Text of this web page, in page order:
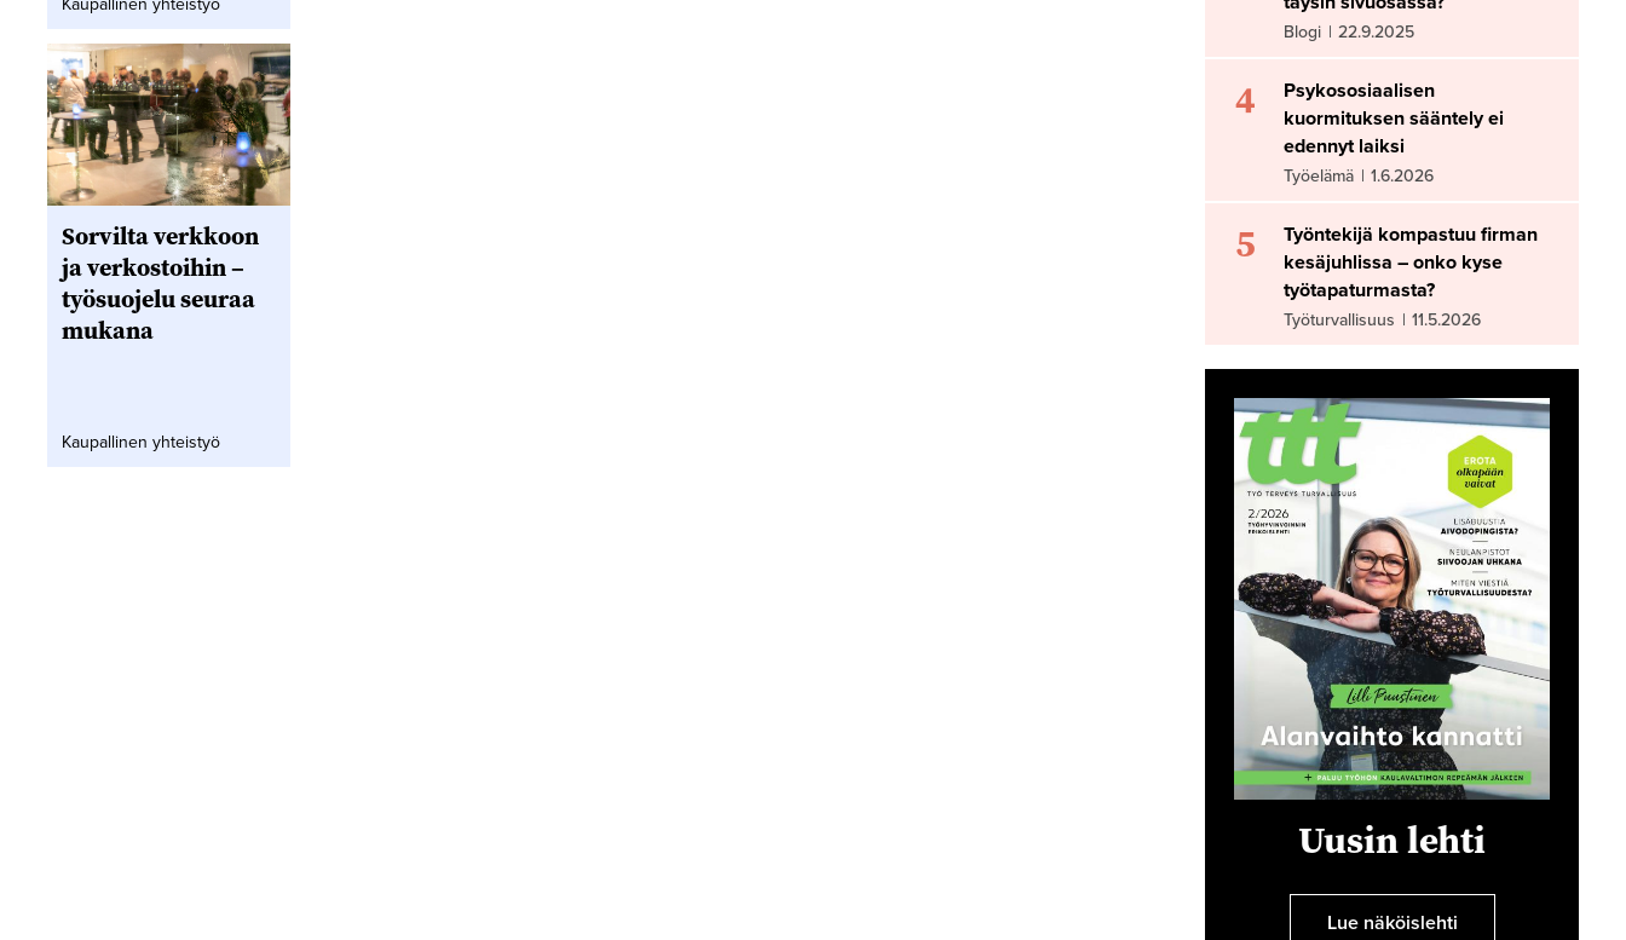
Kaupallinen yhteistyö
Sorvilta verkkoon
ja verkostoihin –
työsuojelu seuraa
mukana
Kaupallinen yhteistyö
Blogi | 22.9.2025
4
Psykososiaalisen
kuormituksen sääntely ei
edennyt laiksi
Työelämä | 1.6.2026
5
Työntekijä kompastuu firman
kesäjuhlissa – onko kyse
työtapaturmasta?
Työturvallisuus | 11.5.2026
Uusin lehti
Lue näköislehti